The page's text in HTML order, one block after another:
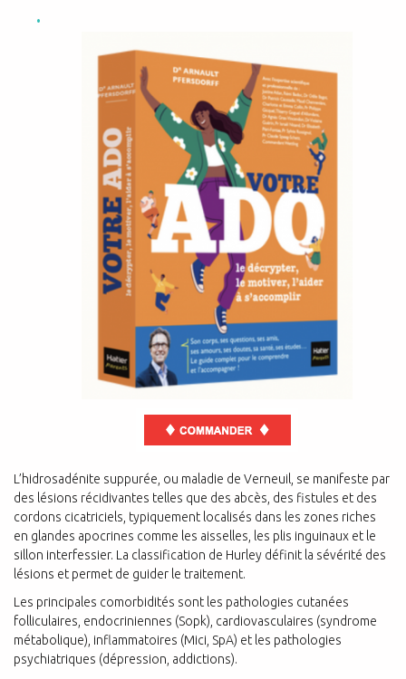
L’hidrosadénite suppurée, ou maladie de Verneuil, se manifeste par
des lésions récidivantes telles que des abcès, des fistules et des
cordons cicatriciels, typiquement localisés dans les zones riches
en glandes apocrines comme les aisselles, les plis inguinaux et le
sillon interfessier. La classification de Hurley définit la sévérité des
lésions et permet de guider le traitement.
Les principales comorbidités sont les pathologies cutanées
folliculaires, endocriniennes (Sopk), cardiovasculaires (syndrome
métabolique), inflammatoires (Mici, SpA) et les pathologies
psychiatriques (dépression, addictions).